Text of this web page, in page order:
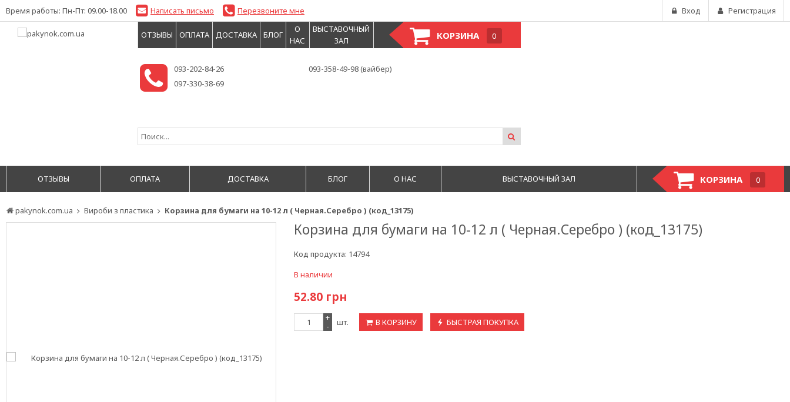
pakynok.com.ua Вироби з пластика Корзина для бумаги на 10-12 л ( Черная.Серебро ) (код_13175)
Корзина для бумаги на 10-12 л ( Черная.Серебро ) (код_13175)
Код продукта: 14794
В наличии
52.80 грн
+
-
шт. В КОРЗИНУ БЫСТРАЯ ПОКУПКА
Время работы: Пн-Пт: 09.00-18.00 Написать письмо Перезвоните мне Вход Регистрация
ОТЗЫВЫ ОПЛАТА ДОСТАВКА БЛОГ
О
НАС
ВЫСТАВОЧНЫЙ
ЗАЛ
КОРЗИНА 0
093-202-84-26
097-330-38-69
093-358-49-98 (вайбер)
ОТЗЫВЫ ОПЛАТА ДОСТАВКА БЛОГ О НАС ВЫСТАВОЧНЫЙ ЗАЛ КОРЗИНА 0